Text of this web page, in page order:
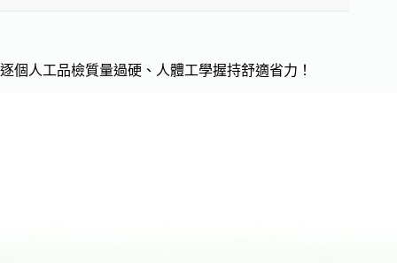
逐個人工品檢質量過硬、人體工學握持舒適省力！